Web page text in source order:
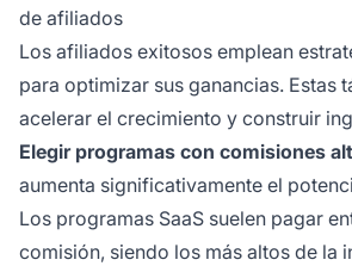
de afiliados
Los afiliados exitosos emplean
para optimizar sus ganancias. Estas
acelerar el crecimiento y construir
Elegir programas con comisiones
aumenta significativamente el
Los programas SaaS suelen pagar
comisión, siendo los más altos de la